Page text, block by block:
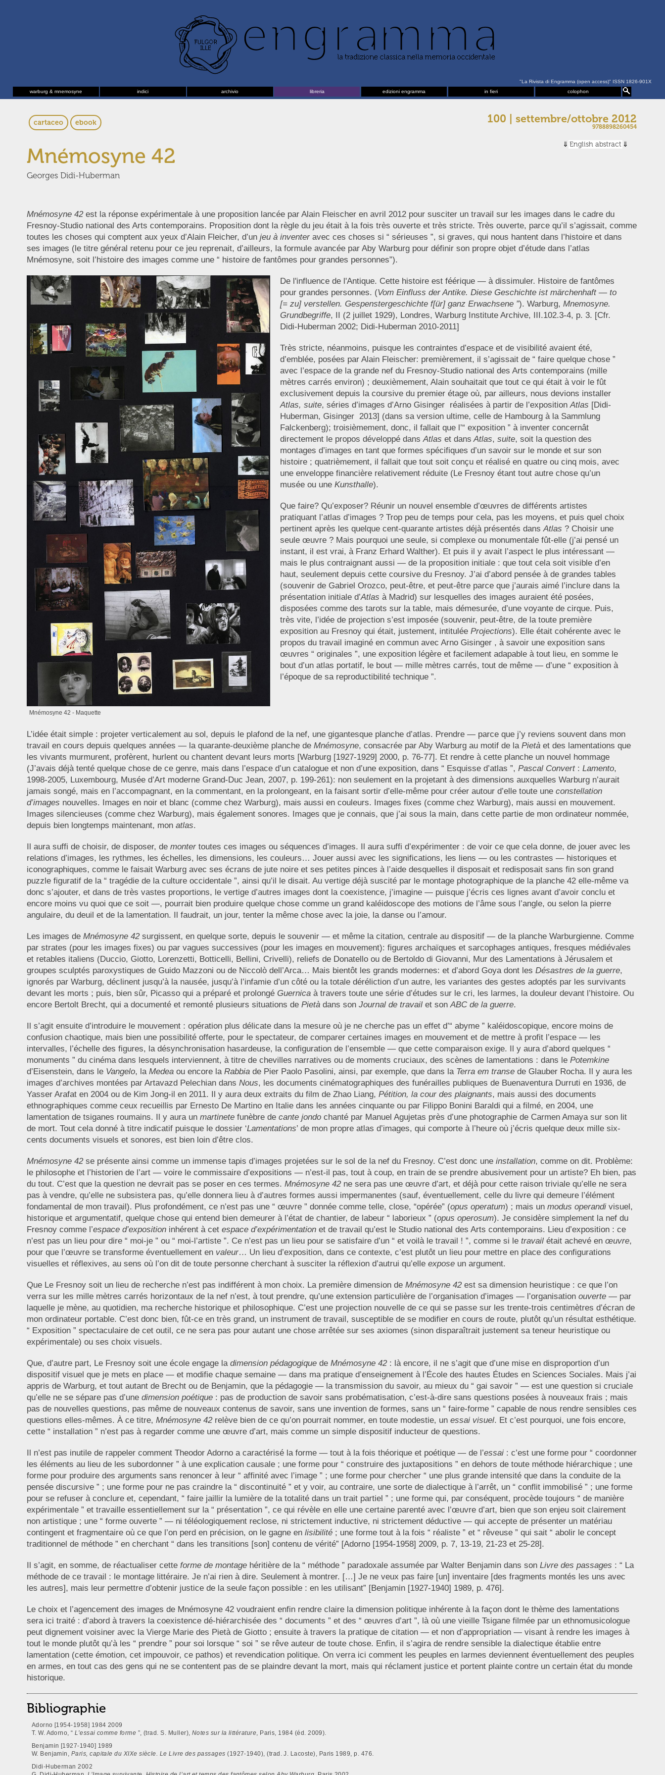
"La Rivista di Engramma (open access)" ISSN 1826-901X
warburg & mnemosyne
indici archivio libreria edizioni engramma in fieri colophon
cartaceo ebook 100 | settembre/ottobre 2012
9788898260454
English abstract
Mnémosyne 42
Georges Didi-Huberman
Mnémosyne 42est la réponse expérimentale à une proposition lancée par Alain Fleischer en avril 2012 pour susciter un travail sur les images dans le cadre du
Fresnoy-Studio national des Arts contemporains. Proposition dont la règle du jeu était à la fois très ouverte et très stricte. Très ouverte, parce qu’il s’agissait, comme
toutes les choses qui comptent aux yeux d’Alain Fleicher, d’un jeu à inventeravec ces choses si “ sérieuses ”, si graves, qui nous hantent dans l’histoire et dans
ses images (le titre général retenu pour ce jeu reprenait, d’ailleurs, la formule avancée par Aby Warburg pour définir son propre objet d’étude dans l’atlas
Mnémosyne, soit l’histoire des images comme une “ histoire de fantômes pour grandes personnes”).
Mnémosyne 42 - Maquette
De l'influence de l'Antique. Cette histoire est féérique — à dissimuler. Histoire de fantômes
pour grandes personnes. (Vom Einfluss der Antike. Diese Geschichte ist märchenhaft — to
[= zu] verstellen. Gespenstergeschichte f[ür] ganz Erwachsene ”). Warburg, Mnemosyne.
Grundbegriffe, II (2 juillet 1929), Londres, Warburg Institute Archive, III.102.3-4, p. 3. [Cfr.
Didi-Huberman 2002; Didi-Huberman 2010-2011]
Très stricte, néanmoins, puisque les contraintes d’espace et de visibilité avaient été,
d’emblée, posées par Alain Fleischer: premièrement, il s’agissait de “ faire quelque chose ”
avec l’espace de la grande nef du Fresnoy-Studio national des Arts contemporains (mille
mètres carrés environ) ; deuxièmement, Alain souhaitait que tout ce qui était à voir le fût
exclusivement depuis la coursive du premier étage où, par ailleurs, nous devions installer
Atlas, suite, séries d’images d’Arno Gisinger réalisées à partir de l’expositionAtlas [Didi-
Huberman, Gisinger 2013] (dans sa version ultime, celle de Hambourg à la Sammlung
Falckenberg); troisièmement, donc, il fallait que l’“ exposition ” à inventer concernât
directement le propos développé dansAtlas et dans Atlas, suite, soit la question des
montages d’images en tant que formes spécifiques d’un savoir sur le monde et sur son
histoire ; quatrièmement, il fallait que tout soit conçu et réalisé en quatre ou cinq mois, avec
une enveloppe financière relativement réduite (Le Fresnoy étant tout autre chose qu’un
musée ou une Kunsthalle).
Que faire? Qu’exposer? Réunir un nouvel ensemble d’œuvres de différents artistes
pratiquant l’atlas d’images ? Trop peu de temps pour cela, pas les moyens, et puis quel choix
pertinent après les quelque cent-quarante artistes déjà présentés dansAtlas ? Choisir une
seule œuvre ? Mais pourquoi une seule, si complexe ou monumentale fût-elle (j’ai pensé un
instant, il est vrai, à Franz Erhard Walther). Et puis il y avait l’aspect le plus intéressant —
mais le plus contraignant aussi — de la proposition initiale : que tout cela soit visible d’en
haut, seulement depuis cette coursive du Fresnoy. J’ai d’abord pensée à de grandes tables
(souvenir de Gabriel Orozco, peut-être, et peut-être parce que j’aurais aimé l’inclure dans la
présentation initiale d’Atlas à Madrid) sur lesquelles des images auraient été posées,
disposées comme des tarots sur la table, mais démesurée, d’une voyante de cirque. Puis,
très vite, l’idée de projection s’est imposée (souvenir, peut-être, de la toute première
exposition au Fresnoy qui était, justement, intitulée Projections). Elle était cohérente avec le
propos du travail imaginé en commun avec Arno Gisinger , à savoir une exposition sans
œuvres “ originales ”, une exposition légère et facilement adapable à tout lieu, en somme le
bout d’un atlas portatif, le bout — mille mètres carrés, tout de même — d’une “ exposition à
l’époque de sa reproductibilité technique ”.
L’idée était simple : projeter verticalement au sol, depuis le plafond de la nef, une gigantesque planche d’atlas. Prendre — parce que j’y reviens souvent dans mon
travail en cours depuis quelques années — la quarante-deuxième planche de Mnémosyne, consacrée par Aby Warburg au motif de la Pietàet des lamentations que
les vivants murmurent, profèrent, hurlent ou chantent devant leurs morts [Warburg [1927-1929] 2000, p. 76-77]. Et rendre à cette planche un nouvel hommage
(J’avais déjà tenté quelque chose de ce genre, mais dans l’espace d’un catalogue et non d’une exposition, dans “ Esquisse d’atlas ”, Pascal Convert: Lamento,
1998-2005, Luxembourg, Musée d’Art moderne Grand-Duc Jean, 2007, p. 199-261): non seulement en la projetant à des dimensions auxquelles Warburg n’aurait
jamais songé, mais en l’accompagnant, en la commentant, en la prolongeant, en la faisant sortir d’elle-même pour créer autour d’elle toute une constellation
d’images nouvelles. Images en noir et blanc (comme chez Warburg), mais aussi en couleurs. Images fixes (comme chez Warburg), mais aussi en mouvement.
Images silencieuses (comme chez Warburg), mais également sonores. Images que je connais, que j’ai sous la main, dans cette partie de mon ordinateur nommée,
depuis bien longtemps maintenant, mon atlas.
Il aura suffi de choisir, de disposer, de montertoutes ces images ou séquences d’images. Il aura suffi d’expérimenter : de voir ce que cela donne, de jouer avec les
relations d’images, les rythmes, les échelles, les dimensions, les couleurs… Jouer aussi avec les significations, les liens — ou les contrastes — historiques et
iconographiques, comme le faisait Warburg avec ses écrans de jute noire et ses petites pinces à l’aide desquelles il disposait et redisposait sans fin son grand
puzzle figuratif de la “ tragédie de la culture occidentale ”, ainsi qu’il le disait. Au vertige déjà suscité par le montage photographique de la planche 42 elle-même va
donc s’ajouter, et dans de très vastes proportions, le vertige d’autres images dont la coexistence, j’imagine — puisque j’écris ces lignes avant d’avoir conclu et
encore moins vu quoi que ce soit —, pourrait bien produire quelque chose comme un grand kaléidoscope des motions de l’âme sous l’angle, ou selon la pierre
angulaire, du deuil et de la lamentation. Il faudrait, un jour, tenter la même chose avec la joie, la danse ou l’amour.
Les images de Mnémosyne 42surgissent, en quelque sorte, depuis le souvenir — et même la citation, centrale au dispositif — de la planche Warburgienne. Comme
par strates (pour les images fixes) ou par vagues successives (pour les images en mouvement): figures archaïques et sarcophages antiques, fresques médiévales
et retables italiens (Duccio, Giotto, Lorenzetti, Botticelli, Bellini, Crivelli), reliefs de Donatello ou de Bertoldo di Giovanni, Mur des Lamentations à Jérusalem et
groupes sculptés paroxystiques de Guido Mazzoni ou de Niccolò dell’Arca… Mais bientôt les grands modernes: et d’abord Goya dont les Désastres de la guerre,
ignorés par Warburg, déclinent jusqu’à la nausée, jusqu’à l’infamie d’un côté ou la totale déréliction d’un autre, les variantes des gestes adoptés par les survivants
devant les morts ; puis, bien sûr, Picasso qui a préparé et prolongé Guernicaà travers toute une série d’études sur le cri, les larmes, la douleur devant l’histoire. Ou
encore Bertolt Brecht, qui a documenté et remonté plusieurs situations de Pietàdans son Journal de travailet sonABC de la guerre.
Il s’agit ensuite d’introduire le mouvement : opération plus délicate dans la mesure où je ne cherche pas un effet d’“ abyme ” kaléidoscopique, encore moins de
confusion chaotique, mais bien une possibilité offerte, pour le spectateur, de comparer certaines images en mouvement et de mettre à profit l’espace — les
intervalles, l’échelle des figures, la désynchronisation hasardeuse, la configuration de l’ensemble — que cette comparaison exige. Il y aura d’abord quelques “
monuments ” du cinéma dans lesquels interviennent, à titre de chevilles narratives ou de moments cruciaux, des scènes de lamentations : dans le Potemkine
d’Eisenstein, dans le Vangelo, la Medeaou encore la Rabbiade Pier Paolo Pasolini, ainsi, par exemple, que dans la Terra em transede Glauber Rocha. Il y aura les
images d’archives montées par Artavazd Pelechian dans Nous, les documents cinématographiques des funérailles publiques de Buenaventura Durruti en 1936, de
Yasser Arafat en 2004 ou de Kim Jong-il en 2011. Il y aura deux extraits du film de Zhao Liang, Pétition, la cour des plaignants, mais aussi des documents
ethnographiques comme ceux recueillis par Ernesto De Martino en Italie dans les années cinquante ou par Filippo Bonini Baraldi qui a filmé, en 2004, une
lamentation de tsiganes roumains. Il y aura un martinetefunèbre de cante jondochanté par Manuel Agujetas près d’une photographie de Carmen Amaya sur son lit
de mort. Tout cela donné à titre indicatif puisque le dossier ‘Lamentations’ de mon propre atlas d’images, qui comporte à l’heure où j’écris quelque deux mille six-
cents documents visuels et sonores, est bien loin d’être clos.
Mnémosyne 42se présente ainsi comme un immense tapis d’images projetées sur le sol de la nef du Fresnoy. C’est donc une installation, comme on dit. Problème:
le philosophe et l’historien de l’art — voire le commissaire d’expositions — n’est-il pas, tout à coup, en train de se prendre abusivement pour un artiste? Eh bien, pas
du tout. C’est que la question ne devrait pas se poser en ces termes. Mnémosyne 42ne sera pas une œuvre d’art, et déjà pour cette raison triviale qu’elle ne sera
pas à vendre, qu’elle ne subsistera pas, qu’elle donnera lieu à d’autres formes aussi impermanentes (sauf, éventuellement, celle du livre qui demeure l’élément
fondamental de mon travail). Plus profondément, ce n’est pas une “ œuvre ” donnée comme telle, close, “opérée” (opus operatum) ; mais un modus operandivisuel,
historique et argumentatif, quelque chose qui entend bien demeurer à l’état de chantier, de labeur “ laborieux ” (opus operosum). Je considère simplement la nef du
Fresnoy comme l’espace d’expositioninhérent à cet espace d’expérimentationet de travail qu’est le Studio national des Arts contemporains. Lieu d’exposition : ce
n’est pas un lieu pour dire “ moi-je ” ou “ moi-l’artiste ”. Ce n’est pas un lieu pour se satisfaire d’un “ et voilà le travail ! ”, comme si le travailétait achevé en œuvre,
pour que l’œuvre se transforme éventuellement en valeur… Un lieu d’exposition, dans ce contexte, c’est plutôt un lieu pour mettre en place des configurations
visuelles et réflexives, au sens où l’on dit de toute personne cherchant à susciter la réflexion d’autrui qu’elle exposeun argument.
Que Le Fresnoy soit un lieu de recherche n’est pas indifférent à mon choix. La première dimension de Mnémosyne 42est sa dimension heuristique : ce que l’on
verra sur les mille mètres carrés horizontaux de la nef n’est, à tout prendre, qu’une extension particulière de l’organisation d’images — l’organisation ouverte— par
laquelle je mène, au quotidien, ma recherche historique et philosophique. C’est une projection nouvelle de ce qui se passe sur les trente-trois centimètres d’écran de
mon ordinateur portable. C’est donc bien, fût-ce en très grand, un instrument de travail, susceptible de se modifier en cours de route, plutôt qu’un résultat esthétique.
“ Exposition ” spectaculaire de cet outil, ce ne sera pas pour autant une chose arrêtée sur ses axiomes (sinon disparaîtrait justement sa teneur heuristique ou
expérimentale) ou ses choix visuels.
Que, d’autre part, Le Fresnoy soit une école engage la dimension pédagogiquede Mnémosyne 42: là encore, il ne s’agit que d’une mise en disproportion d’un
dispositif visuel que je mets en place — et modifie chaque semaine — dans ma pratique d’enseignement à l’École des hautes Études en Sciences Sociales. Mais j’ai
appris de Warburg, et tout autant de Brecht ou de Benjamin, que la pédagogie — la transmission du savoir, au mieux du “ gai savoir ” — est une question si cruciale
qu’elle ne se sépare pas d’une dimension poétique: pas de production de savoir sans probématisation, c’est-à-dire sans questions posées à nouveaux frais ; mais
pas de nouvelles questions, pas même de nouveaux contenus de savoir, sans une invention de formes, sans un “ faire-forme ” capable de nous rendre sensibles ces
questions elles-mêmes. À ce titre, Mnémosyne 42relève bien de ce qu’on pourrait nommer, en toute modestie, un essai visuel. Et c’est pourquoi, une fois encore,
cette “ installation ” n’est pas à regarder comme une œuvre d’art, mais comme un simple dispositif inducteur de questions.
Il n’est pas inutile de rappeler comment Theodor Adorno a caractérisé la forme — tout à la fois théorique et poétique — de l’essai: c’est une forme pour “ coordonner
les éléments au lieu de les subordonner ” à une explication causale ; une forme pour “ construire des juxtapositions ” en dehors de toute méthode hiérarchique ; une
forme pour produire des arguments sans renoncer à leur “ affinité avec l’image ” ; une forme pour chercher “ une plus grande intensité que dans la conduite de la
pensée discursive ” ; une forme pour ne pas craindre la “ discontinuité ” et y voir, au contraire, une sorte de dialectique à l’arrêt, un “ conflit immobilisé ” ; une forme
pour se refuser à conclure et, cependant, “ faire jaillir la lumière de la totalité dans un trait partiel ” ; une forme qui, par conséquent, procède toujours “ de manière
expérimentale ” et travaille essentiellement sur la “ présentation ”, ce qui révèle en elle une certaine parenté avec l’œuvre d’art, bien que son enjeu soit clairement
non artistique ; une “ forme ouverte ” — ni téléologiquement reclose, ni strictement inductive, ni strictement déductive — qui accepte de présenter un matériau
contingent et fragmentaire où ce que l’on perd en précision, on le gagne en lisibilité; une forme tout à la fois “ réaliste ” et “ rêveuse ” qui sait “ abolir le concept
traditionnel de méthode ” en cherchant “ dans les transitions [son] contenu de vérité” [Adorno [1954-1958] 2009, p. 7, 13-19, 21-23 et 25-28].
Il s’agit, en somme, de réactualiser cette forme de montagehéritière de la “ méthode ” paradoxale assumée par Walter Benjamin dans son Livre des passages : “ La
méthode de ce travail : le montage littéraire. Je n’ai rien à dire. Seulement à montrer. […] Je ne veux pas faire [un] inventaire [des fragments montés les uns avec
les autres], mais leur permettre d’obtenir justice de la seule façon possible : en les utilisant” [Benjamin [1927-1940] 1989, p. 476].
Le choix et l’agencement des images de Mnémosyne 42 voudraient enfin rendre claire la dimension politique inhérente à la façon dont le thème des lamentations
sera ici traité : d’abord à travers la coexistence dé-hiérarchisée des “ documents ” et des “ œuvres d’art ”, là où une vieille Tsigane filmée par un ethnomusicologue
peut dignement voisiner avec la Vierge Marie des Pietà de Giotto ; ensuite à travers la pratique de citation — et non d’appropriation — visant à rendre les images à
tout le monde plutôt qu’à les “ prendre ” pour soi lorsque “ soi ” se rêve auteur de toute chose. Enfin, il s’agira de rendre sensible la dialectique établie entre
lamentation (cette émotion, cet impouvoir, ce pathos) et revendication politique. On verra ici comment les peuples en larmes deviennent éventuellement des peuples
en armes, en tout cas des gens qui ne se contentent pas de se plaindre devant la mort, mais qui réclament justice et portent plainte contre un certain état du monde
historique.
Bibliographie
Adorno [1954-1958] 1984 2009
T. W. Adorno, “L’essai comme forme ”, (trad. S. Muller), Notes sur la littérature , Paris, 1984 (éd. 2009).
Benjamin [1927-1940] 1989
W. Benjamin, Paris, capitale du XIXe siècle. Le Livre des passages (1927-1940), (trad. J. Lacoste), Paris 1989, p. 476.
Didi-Huberman 2002